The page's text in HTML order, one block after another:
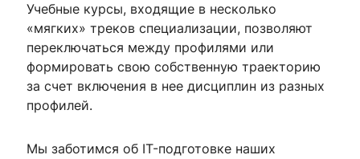
Учебные курсы, входящие в несколько
«мягких» треков специализации, позволяют
переключаться между профилями или
формировать свою собственную траекторию
за счет включения в нее дисциплин из разных
профилей.
Мы заботимся об IT-подготовке наших